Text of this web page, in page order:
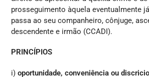
prosseguimento àquela eventualmente
passa ao seu companheiro, cônjuge,
descendente e irmão (CCADI).
PRINCÍPIOS
i)oportunidade, conveniência ou